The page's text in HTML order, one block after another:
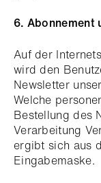
6. Abonnement
Auf der
wird den
Newsletter
Welche
Bestellung des
Verarbeitung
ergibt sich aus
Eingabemaske.